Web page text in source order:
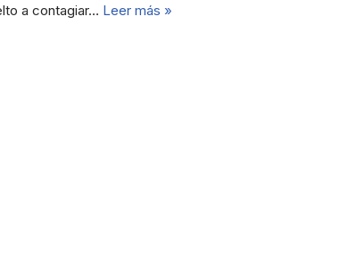
a contagiar… Leer más »